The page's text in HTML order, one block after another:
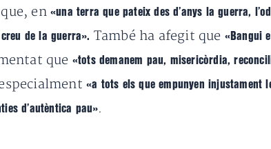
en «una terra que pateix des d’anys la guerra,
de la guerra». També ha afegit que «Bangui
que «tots demanem pau, misericòrdia,
especialment«a tots els que empunyen injustament
d’autèntica pau».